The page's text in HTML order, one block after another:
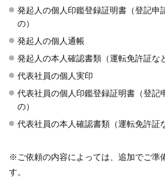
発起人の個人印鑑登録証明書（登記申
の）
発起人の個人通帳
発起人の本人確認書類（運転免許証な
代表社員の個人実印
代表社員の個人印鑑登録証明書（登記
の）
代表社員の本人確認書類（運転免許証
※ご依頼の内容によっては、追加でご準
す。